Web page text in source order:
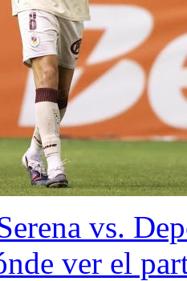
vs.
ver el